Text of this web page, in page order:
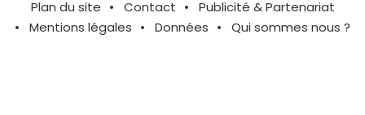
Plan du site Contact
Publicité & Partenariat
Mentions légales
Données Qui sommes nous ?